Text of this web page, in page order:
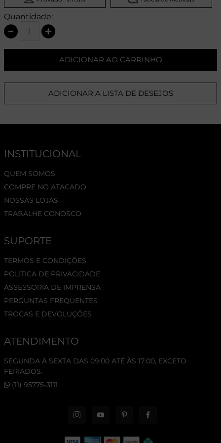
Quantidade:
ADICIONAR AO CARRINHO
ADICIONAR A LISTA DE DESEJOS
INSTITUCIONAL
QUEM SOMOS
COMPRE NO ATACADO
NOSSAS LOJAS
TRABALHE CONOSCO
SUPORTE
TERMOS E CONDIÇÕES
POLÍTICA DE PRIVACIDADE
ASSESSORIA DE IMPRENSA
PERGUNTAS FREQUENTES
TROCAS E DEVOLUÇÕES
ATENDIMENTO
SEGUNDA À SEXTA DAS 09:00 ATÉ ÀS 17:00, EXCETO
FERIADOS.
(11) 95775-3111